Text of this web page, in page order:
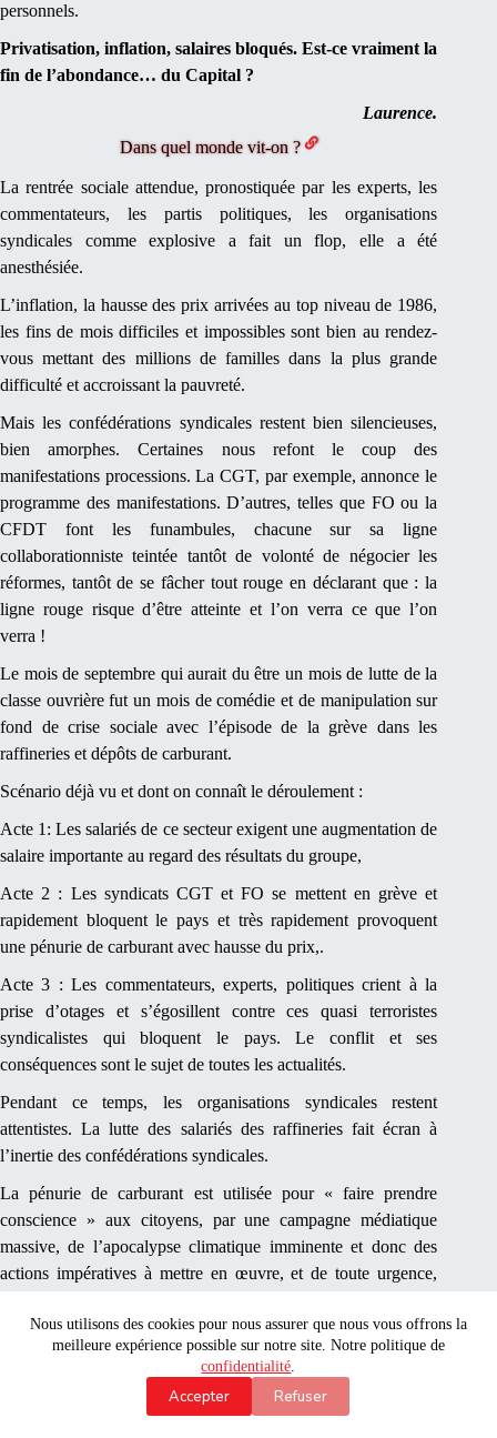
Nous utilisons des cookies pour nous assurer que nous vous offrons la
meilleure expérience possible sur notre site. Notre politique de
confidentialité.
Accepter Refuser
personnels.
Privatisation, inflation, salaires bloqués. Est-ce vraiment la
fin de l’abondance… du Capital ?
Laurence.
Dans quel monde vit-on ?
La rentrée sociale attendue, pronostiquée par les experts, les
commentateurs, les partis politiques, les organisations
syndicales comme explosive a fait un flop, elle a été
anesthésiée.
L’inflation, la hausse des prix arrivées au top niveau de 1986,
les fins de mois difficiles et impossibles sont bien au rendez-
vous mettant des millions de familles dans la plus grande
difficulté et accroissant la pauvreté.
Mais les confédérations syndicales restent bien silencieuses,
bien amorphes. Certaines nous refont le coup des
manifestations processions. La CGT, par exemple, annonce le
programme des manifestations. D’autres, telles que FO ou la
CFDT font les funambules, chacune sur sa ligne
collaborationniste teintée tantôt de volonté de négocier les
réformes, tantôt de se fâcher tout rouge en déclarant que : la
ligne rouge risque d’être atteinte et l’on verra ce que l’on
verra !
Le mois de septembre qui aurait du être un mois de lutte de la
classe ouvrière fut un mois de comédie et de manipulation sur
fond de crise sociale avec l’épisode de la grève dans les
raffineries et dépôts de carburant.
Scénario déjà vu et dont on connaît le déroulement :
Acte 1: Les salariés de ce secteur exigent une augmentation de
salaire importante au regard des résultats du groupe,
Acte 2 : Les syndicats CGT et FO se mettent en grève et
rapidement bloquent le pays et très rapidement provoquent
une pénurie de carburant avec hausse du prix,.
Acte 3 : Les commentateurs, experts, politiques crient à la
prise d’otages et s’égosillent contre ces quasi terroristes
syndicalistes qui bloquent le pays. Le conflit et ses
conséquences sont le sujet de toutes les actualités.
Pendant ce temps, les organisations syndicales restent
attentistes. La lutte des salariés des raffineries fait écran à
l’inertie des confédérations syndicales.
La pénurie de carburant est utilisée pour « faire prendre
conscience » aux citoyens, par une campagne médiatique
massive, de l’apocalypse climatique imminente et donc des
actions impératives à mettre en œuvre, et de toute urgence,
Les discours alarmistes, la mise en panique des populations, le
manque de carburant du à la grève annonce la fin de
« l’abondance » et la nécessité des restrictions, de la
« sobriété » énergétique comme le proclame le président de la